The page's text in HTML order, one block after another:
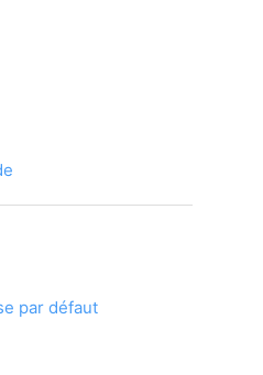
par défaut